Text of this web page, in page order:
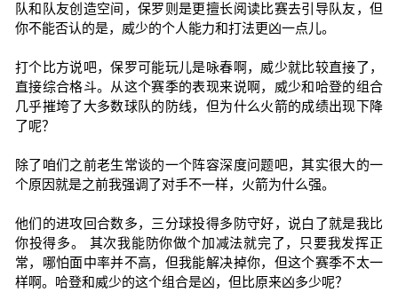
队和队友创造空间，保罗则是更擅长阅读比赛去引导队友，但
你不能否认的是，威少的个人能力和打法更凶一点儿。
打个比方说吧，保罗可能玩儿是咏春啊，威少就比较直接了，
直接综合格斗。从这个赛季的表现来说啊，威少和哈登的组合
几乎摧垮了大多数球队的防线，但为什么火箭的成绩出现下降
了呢？
除了咱们之前老生常谈的一个阵容深度问题吧，其实很大的一
个原因就是之前我强调了对手不一样，火箭为什么强。
他们的进攻回合数多，三分球投得多防守好，说白了就是我比
你投得多。 其次我能防你做个加减法就完了，只要我发挥正
常，哪怕面中率并不高，但我能解决掉你，但这个赛季不太一
样啊。哈登和威少的这个组合是凶，但比原来凶多少呢？